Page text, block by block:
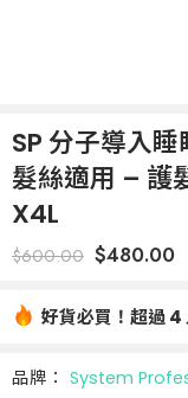
SP 分子導入
髮絲適用 – 護
X4L
$600.00 $480.00
好貨必買！超過 4
品牌： System